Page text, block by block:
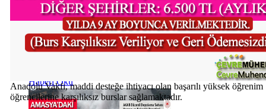
Haberi Oku
Anadolu Vakfı, maddi desteğe ihtiyacı olan başarılı yüksek öğrenim
öğrencilerine karşılıksız burslar sağlamaktadır.